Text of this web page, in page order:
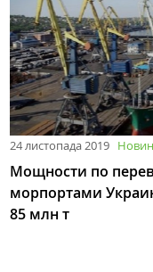
24 листопада 2019
Мощности по
морпортами
85 млн т